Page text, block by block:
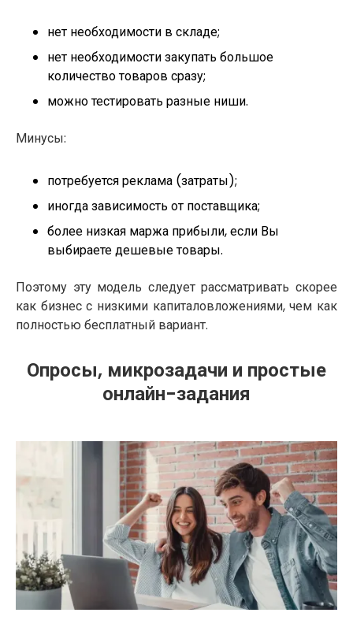
нет необходимости в складе;
нет необходимости закупать большое
количество товаров сразу;
можно тестировать разные ниши.
Минусы:
потребуется реклама (затраты);
иногда зависимость от поставщика;
более низкая маржа прибыли, если Вы
выбираете дешевые товары.
Поэтому эту модель следует рассматривать скорее
как бизнес с низкими капиталовложениями, чем как
полностью бесплатный вариант.
Опросы, микрозадачи и простые
онлайн-задания